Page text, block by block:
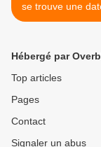
se trouve une
Hébergé par
Top articles
Pages
Contact
Signaler un abus